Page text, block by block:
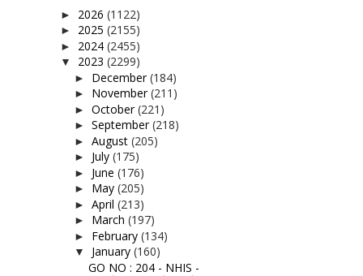
► 2026 (1122)
► 2025 (2155)
► 2024 (2455)
▼ 2023 (2299)
► December(184)
► November(211)
► October(221)
► September(218)
► August (205)
► July (175)
► June (176)
► May (205)
► April (213)
► March (197)
► February (134)
▼ January (160)
GO NO : 204 - NHIS -